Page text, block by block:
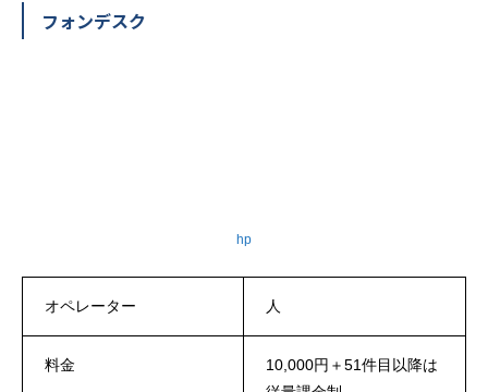
フォンデスク
hp
オペレーター 人
料金
10,000円＋51件目以降は